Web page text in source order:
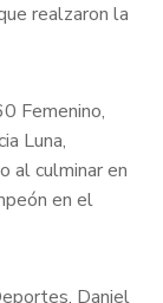
realzaron la
Femenino,
Luna,
al culminar en
en el
Daniel